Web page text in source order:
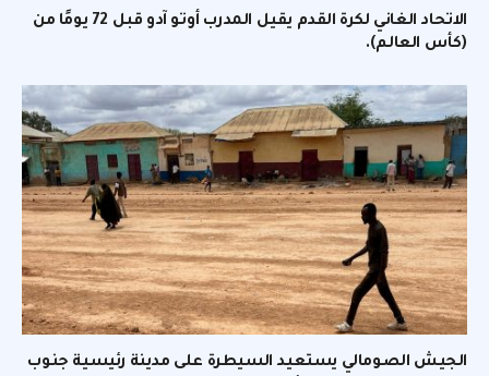
الاتحاد الغاني لكرة القدم يقيل المدرب أوتو آدو قبل 72 يومًا من
(كأس العالم).
الجيش الصومالي يستعيد السيطرة على مدينة رئيسية جنوب